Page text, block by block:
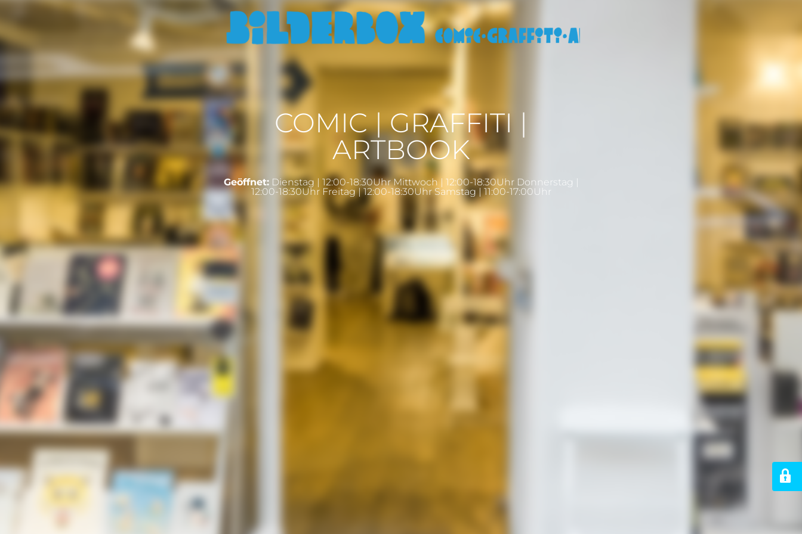
COMIC | GRAFFITI |
ARTBOOK
Geöffnet:Dienstag | 12:00-18:30Uhr Mittwoch | 12:00-18:30Uhr Donnerstag |
12:00-18:30Uhr Freitag | 12:00-18:30Uhr Samstag | 11:00-17:00Uhr